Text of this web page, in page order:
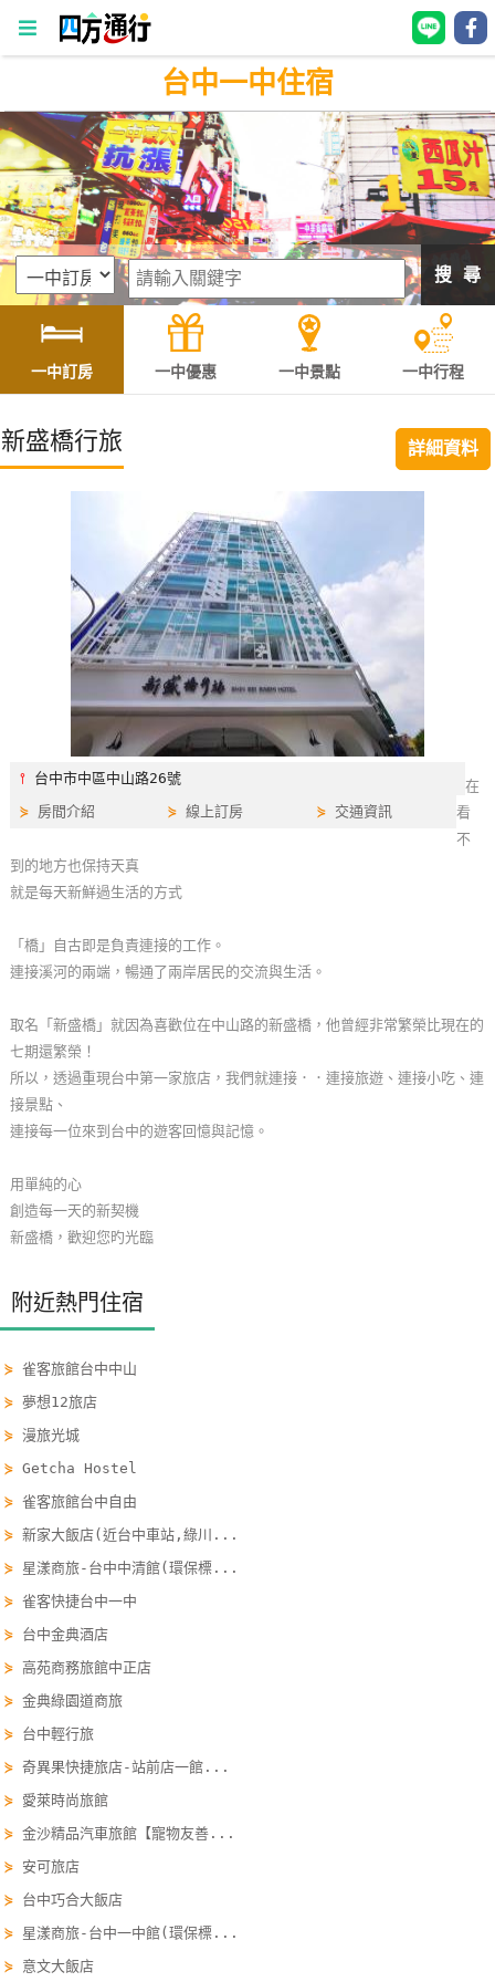
四
通
行
訂
房
灣
訂
房
直接跟飯店訂房HOT
紅
帶
玩
玩
樂
地
圖
客
服
務
顧
客
意
度
單
管
理
會
員
帳
客
服
絡
單
台中一中住宿
搜 尋
一中訂房 一中優惠 一中景點 一中行程
新盛橋行旅 詳細資料
⫯ 台中市中區中山路26號
⋟ 房間介紹 ⋟線上訂房 ⋟ 交通資訊
在
看
不
到的地方也保持天真
就是每天新鮮過生活的方式
「橋」自古即是負責連接的工作。
連接溪河的兩端，暢通了兩岸居民的交流與生活。
取名「新盛橋」就因為喜歡位在中山路的新盛橋，他曾經非常繁榮比現在的
七期還繁榮！
所以，透過重現台中第一家旅店，我們就連接．．連接旅遊、連接小吃、連
接景點、
連接每一位來到台中的遊客回憶與記憶。
用單純的心
創造每一天的新契機
新盛橋，歡迎您旳光臨
附近熱門住宿
⋟雀客旅館台中中山
⋟夢想12旅店
⋟漫旅光城
⋟Getcha Hostel
⋟雀客旅館台中自由
⋟新家大飯店(近台中車站,綠川...
⋟ 星漾商旅-台中中清館(環保標...
⋟雀客快捷台中一中
⋟ 台中金典酒店
⋟高苑商務旅館中正店
⋟金典綠園道商旅
⋟ 台中輕行旅
⋟奇異果快捷旅店-站前店一館...
⋟ 愛萊時尚旅館
⋟金沙精品汽車旅館【寵物友善...
⋟ 安可旅店
⋟ 台中巧合大飯店
⋟ 星漾商旅-台中一中館(環保標...
⋟ 意文大飯店